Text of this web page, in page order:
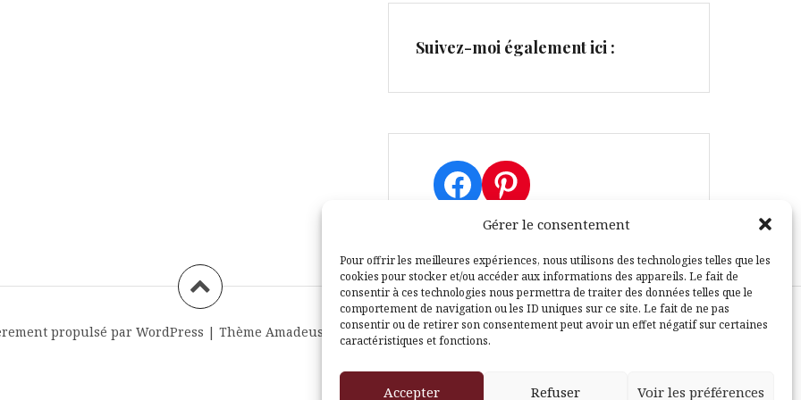
Gérer le consentement
Pour offrir les meilleures expériences, nous utilisons des technologies telles que les
cookies pour stocker et/ou accéder aux informations des appareils. Le fait de
consentir à ces technologies nous permettra de traiter des données telles que le
comportement de navigation ou les ID uniques sur ce site. Le fait de ne pas
consentir ou de retirer son consentement peut avoir un effet négatif sur certaines
caractéristiques et fonctions.
Accepter Refuser Voir les préférences
Suivez-moi également ici :
Facebook
Pinterest
propulsé par WordPress | Thème Amadeus par Themeisle